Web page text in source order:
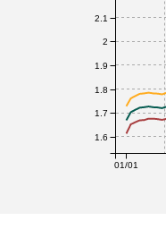
01/01
1.6
1.7
1.8
1.9
2
2.1